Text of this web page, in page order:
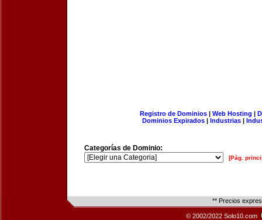
Registro de Dominios| Web Hosting |
Dominios Expirados | Industrias |
Categorías de Dominio:
[Pág.
** Precios
© 2002/2022 Solo10.com